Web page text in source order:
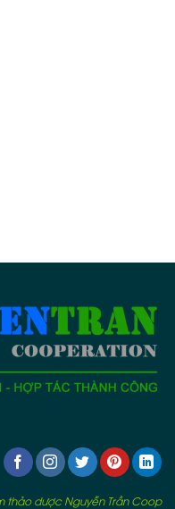
thảo dược Nguyễn Trần Coop